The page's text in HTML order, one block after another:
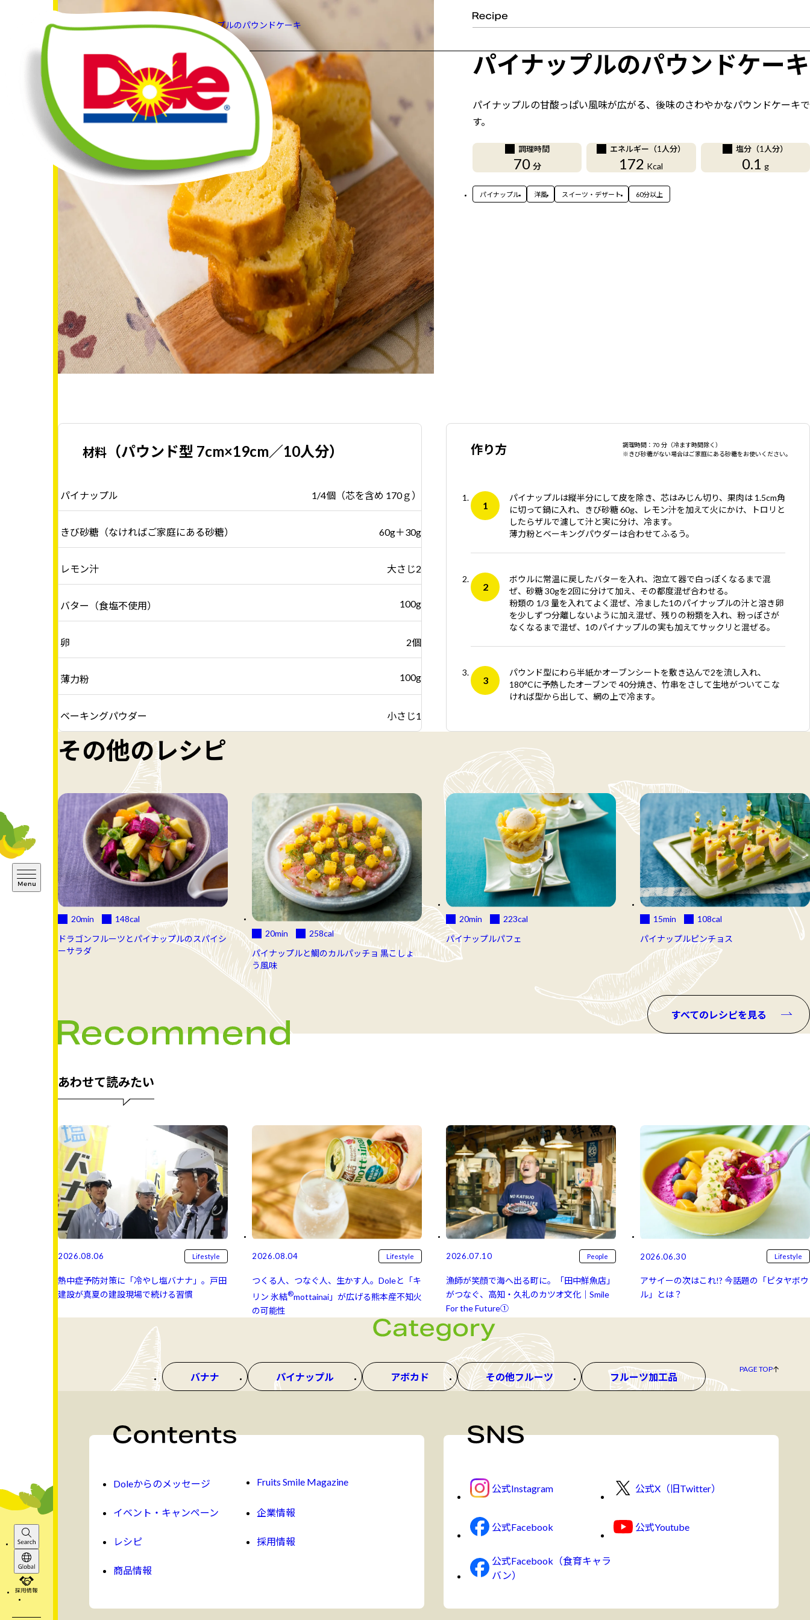
Search
Global
HOME レシピ パイナップルのパウンドケーキ
パイナップルのパウンドケーキ
パイナップルの甘酸っぱい風味が広がる、後味のさわやかなパウンドケーキで
す。
調理時間
70 分
エネルギー（1人分）
172 Kcal
塩分（1人分）
0.1 g
パイナップル 洋風 スイーツ・デザート 60分以上
材料 （パウンド型 7cm×19cm／10人分）
パイナップル 1/4個（芯を含め 170ｇ）
きび砂糖（なければご家庭にある砂糖） 60g＋30g
レモン汁 大さじ2
バター（食塩不使用） 100g
卵 2個
薄力粉 100g
ベーキングパウダー 小さじ1
作り方
調理時間：70 分（冷ます時間除く）
※きび砂糖がない場合はご家庭にある砂糖をお使いください。
パイナップルは縦半分にして皮を除き、芯はみじん切り、果肉は 1.5cm角
に切って鍋に入れ、きび砂糖 60g、レモン汁を加えて火にかけ、トロリと
したらザルで濾して汁と実に分け、冷ます。
薄力粉とベーキングパウダーは合わせてふるう。
ボウルに常温に戻したバターを入れ、泡立て器で白っぽくなるまで混
ぜ、砂糖 30gを2回に分けて加え、その都度混ぜ合わせる。
粉類の 1/3 量を入れてよく混ぜ、冷ました1のパイナップルの汁と溶き卵
を少しずつ分離しないように加え混ぜ、残りの粉類を入れ、粉っぽさが
なくなるまで混ぜ、1のパイナップルの実も加えてサックリと混ぜる。
パウンド型にわら半紙かオーブンシートを敷き込んで2を流し入れ、
180°Cに予熱したオーブンで 40分焼き、竹串をさして生地がついてこな
ければ型から出して、網の上で冷ます。
その他のレシピ
20min 148cal
ドラゴンフルーツとパイナップルのスパイシ
ーサラダ
20min 258cal
パイナップルと鯛のカルパッチョ 黒こしょ
う風味
20min 223cal
パイナップルパフェ
15min 108cal
パイナップルピンチョス
すべてのレシピを見る
あわせて読みたい
2026.08.06 Lifestyle
熱中症予防対策に「冷やし塩バナナ」。戸田
建設が真夏の建設現場で続ける習慣
2026.08.04 Lifestyle
つくる人、つなぐ人、生かす人。Doleと「キ
リン 氷結⁠⁠®mottainai」が広げる熊本産不知火
の可能性
2026.07.10 People
漁師が笑顔で海へ出る町に。「田中鮮魚店」
がつなぐ、高知・久礼のカツオ文化｜Smile
For the Future①
2026.06.30 Lifestyle
アサイーの次はこれ!? 今話題の「ピタヤボウ
ル」とは？
バナナ パイナップル アボカド その他フルーツ フルーツ加工品
PAGE TOP
Doleからのメッセージ
イベント・キャンペーン
レシピ
商品情報
Fruits Smile Magazine
企業情報
採用情報
公式Instagram
公式Facebook
公式Facebook（食育キャラ
バン）
公式X（旧Twitter）
公式Youtube